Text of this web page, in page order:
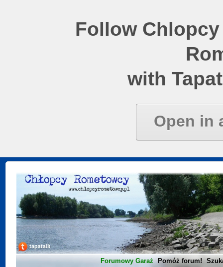
Follow
with
Open in
Forumowy Garaż Pomóż forum!